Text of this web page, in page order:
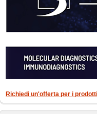
Richiedi un'offerta per i